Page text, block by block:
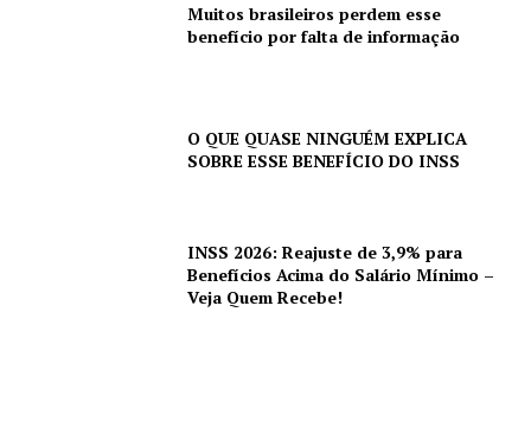
Muitos brasileiros perdem esse
benefício por falta de informação
O QUE QUASE NINGUÉM EXPLICA
SOBRE ESSE BENEFÍCIO DO INSS
INSS 2026: Reajuste de 3,9% para
Benefícios Acima do Salário Mínimo –
Veja Quem Recebe!